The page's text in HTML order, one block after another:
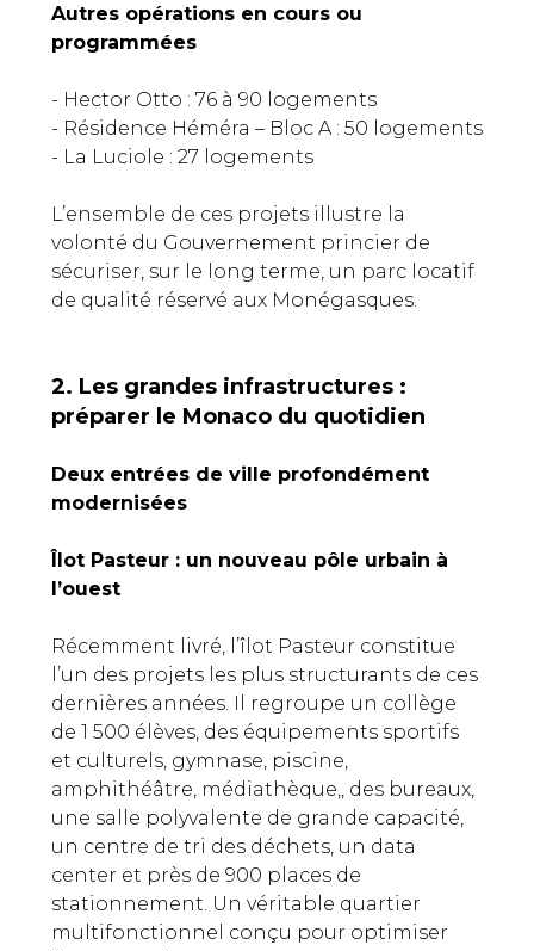
Autres opérations en cours ou
programmées
- Hector Otto : 76 à 90 logements
- Résidence Héméra – Bloc A : 50 logements
- La Luciole : 27 logements
L’ensemble de ces projets illustre la
volonté du Gouvernement princier de
sécuriser, sur le long terme, un parc locatif
de qualité réservé aux Monégasques.
2. Les grandes infrastructures :
préparer le Monaco du quotidien
Deux entrées de ville profondément
modernisées
Îlot Pasteur : un nouveau pôle urbain à
l’ouest
Récemment livré, l’îlot Pasteur constitue
l’un des projets les plus structurants de ces
dernières années. Il regroupe un collège
de 1 500 élèves, des équipements sportifs
et culturels, gymnase, piscine,
amphithéâtre, médiathèque,, des bureaux,
une salle polyvalente de grande capacité,
un centre de tri des déchets, un data
center et près de 900 places de
stationnement. Un véritable quartier
multifonctionnel conçu pour optimiser